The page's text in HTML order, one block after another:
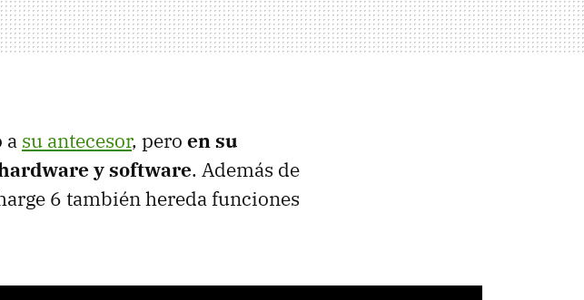
a su antecesor, pero en su
y software. Además de
6 también hereda funciones